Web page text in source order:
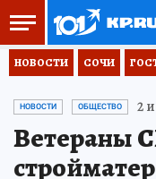
НОВОСТИ СОЧИ
НОВОСТИ ОБЩЕСТВО 2
Ветераны